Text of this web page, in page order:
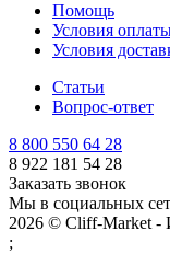
Помощь
Условия
Условия
Статьи
Вопрос-ответ
8 800 550 64 28
8 922 181 54 28
Заказать звонок
Мы в социальных
2026 © Cliff-Market -
;